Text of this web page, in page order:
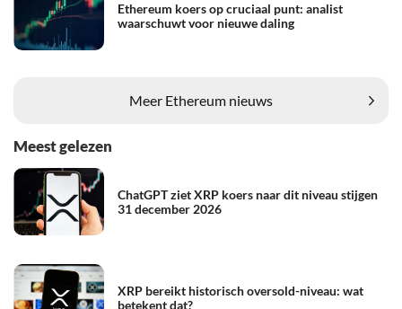
Ethereum koers op cruciaal punt: analist
waarschuwt voor nieuwe daling
Meer Ethereum nieuws
Meest gelezen
ChatGPT ziet XRP koers naar dit niveau stijgen
31 december 2026
XRP bereikt historisch oversold-niveau: wat
betekent dat?